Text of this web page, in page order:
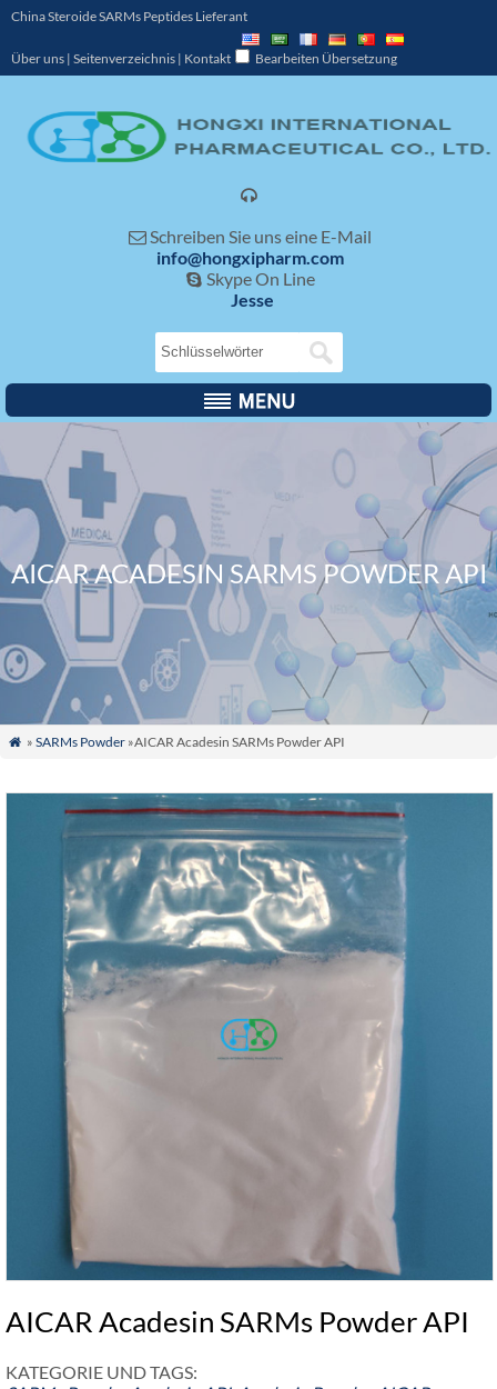
China Steroide SARMs Peptides Lieferant
Über uns | Seitenverzeichnis | Kontakt Bearbeiten Übersetzung

Schreiben Sie uns eine E-Mail
info@hongxipharm.com
 Skype On Line
Jesse
AICAR ACADESIN SARMS POWDER API
 » SARMs Powder»AICAR Acadesin SARMs Powder API
AICAR Acadesin SARMs Powder API
KATEGORIE UND TAGS: